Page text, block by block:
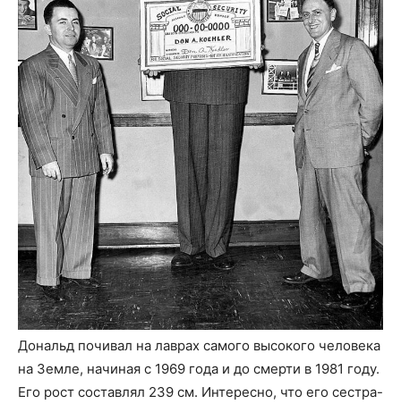
Дональд почивал на лаврах самого высокого человека
на Земле, начиная с 1969 года и до смерти в 1981 году.
Его рост составлял 239 см. Интересно, что его сестра-